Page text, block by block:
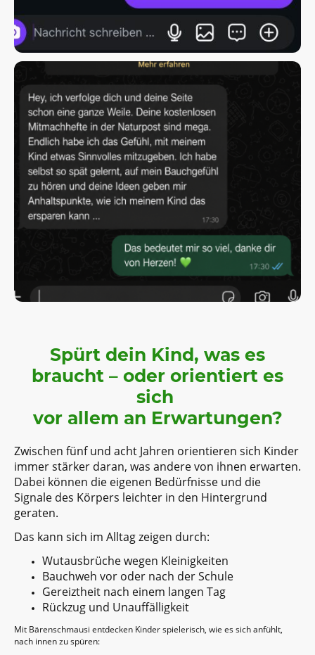
Spürt dein Kind, was es
braucht – oder orientiert es
sich
vor allem an Erwartungen?
Zwischen fünf und acht Jahren orientieren sich Kinder
immer stärker daran, was andere von ihnen erwarten.
Dabei können die eigenen Bedürfnisse und die
Signale des Körpers leichter in den Hintergrund
geraten.
Das kann sich im Alltag zeigen durch:
Wutausbrüche wegen Kleinigkeiten
Bauchweh vor oder nach der Schule
Gereiztheit nach einem langen Tag
Rückzug und Unauffälligkeit
Mit Bärenschmausi entdecken Kinder spielerisch, wie es sich anfühlt,
nach innen zu spüren: